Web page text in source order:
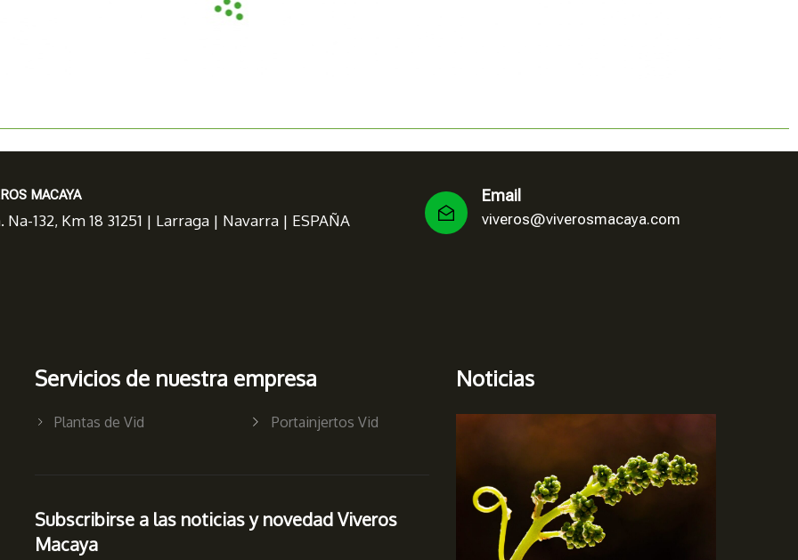
MACAYA
Na-132, Km 18 31251 | Larraga | Navarra | ESPAÑA
Email
viveros@viverosmacaya.com
Servicios de nuestra empresa
Plantas de Vid Portainjertos Vid
Subscribirse a las noticias y novedad Viveros
Macaya
Noticias